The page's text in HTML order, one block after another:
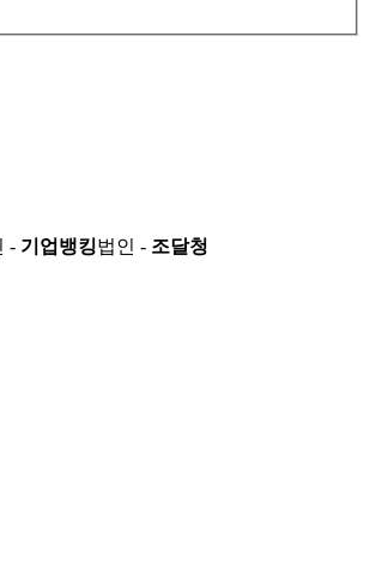
- 기업뱅킹법인 - 조달청